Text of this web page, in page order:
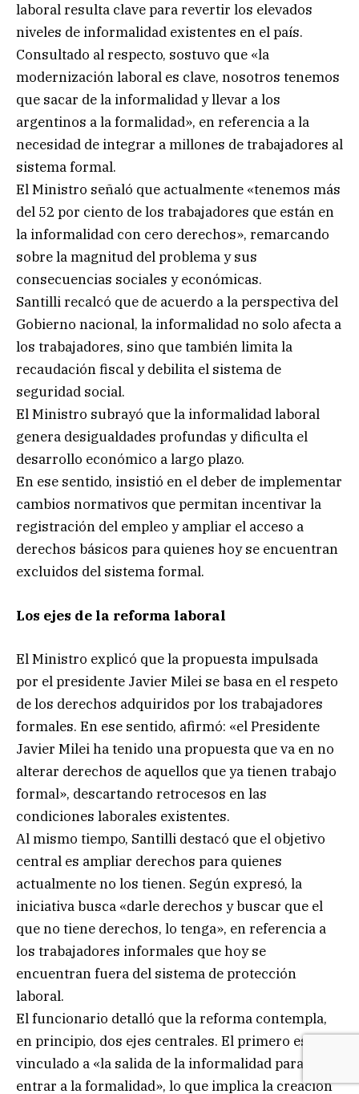
laboral resulta clave para revertir los elevados
niveles de informalidad existentes en el país.
Consultado al respecto, sostuvo que «la
modernización laboral es clave, nosotros tenemos
que sacar de la informalidad y llevar a los
argentinos a la formalidad», en referencia a la
necesidad de integrar a millones de trabajadores al
sistema formal.
El Ministro señaló que actualmente «tenemos más
del 52 por ciento de los trabajadores que están en
la informalidad con cero derechos», remarcando
sobre la magnitud del problema y sus
consecuencias sociales y económicas.
Santilli recalcó que de acuerdo a la perspectiva del
Gobierno nacional, la informalidad no solo afecta a
los trabajadores, sino que también limita la
recaudación fiscal y debilita el sistema de
seguridad social.
El Ministro subrayó que la informalidad laboral
genera desigualdades profundas y dificulta el
desarrollo económico a largo plazo.
En ese sentido, insistió en el deber de implementar
cambios normativos que permitan incentivar la
registración del empleo y ampliar el acceso a
derechos básicos para quienes hoy se encuentran
excluidos del sistema formal.
Los ejes de la reforma laboral
El Ministro explicó que la propuesta impulsada
por el presidente Javier Milei se basa en el respeto
de los derechos adquiridos por los trabajadores
formales. En ese sentido, afirmó: «el Presidente
Javier Milei ha tenido una propuesta que va en no
alterar derechos de aquellos que ya tienen trabajo
formal», descartando retrocesos en las
condiciones laborales existentes.
Al mismo tiempo, Santilli destacó que el objetivo
central es ampliar derechos para quienes
actualmente no los tienen. Según expresó, la
iniciativa busca «darle derechos y buscar que el
que no tiene derechos, lo tenga», en referencia a
los trabajadores informales que hoy se
encuentran fuera del sistema de protección
laboral.
El funcionario detalló que la reforma contempla,
en principio, dos ejes centrales. El primero está
vinculado a «la salida de la informalidad para
entrar a la formalidad», lo que implica la creación